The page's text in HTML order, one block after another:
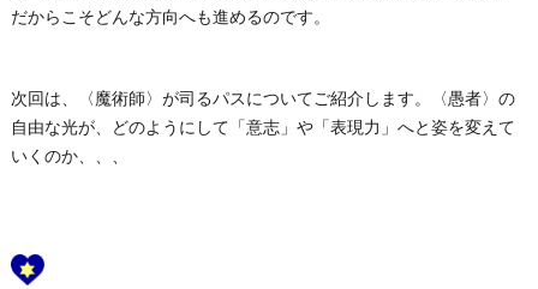
だからこそどんな方向へも進めるのです。
次回は、〈魔術師〉が司るパスについてご紹介します。〈愚者〉の
自由な光が、どのようにして「意志」や「表現力」へと姿を変えて
いくのか、、、